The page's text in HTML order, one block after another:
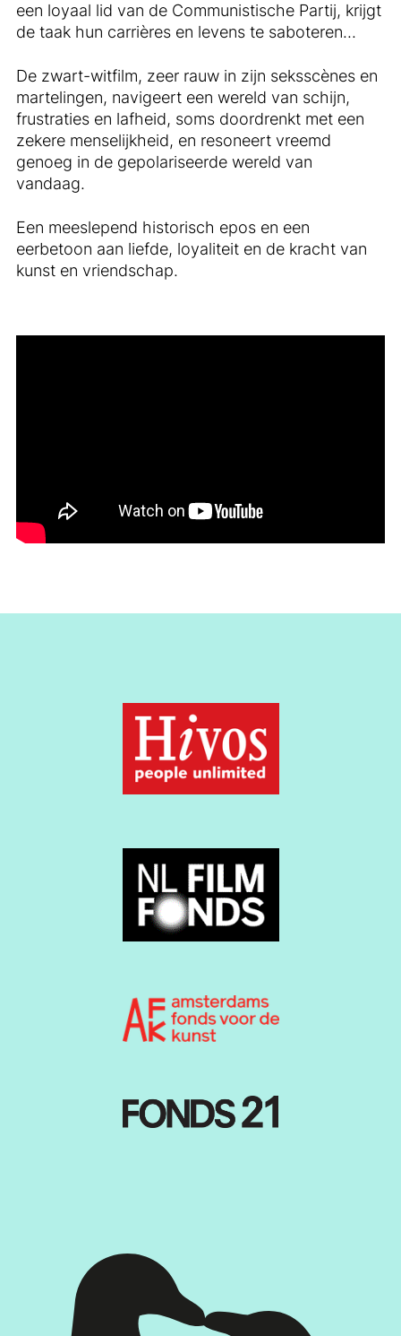
een loyaal lid van de Communistische Partij, krijgt
de taak hun carrières en levens te saboteren...
De zwart-witfilm, zeer rauw in zijn seksscènes en
martelingen, navigeert een wereld van schijn,
frustraties en lafheid, soms doordrenkt met een
zekere menselijkheid, en resoneert vreemd
genoeg in de gepolariseerde wereld van
vandaag.
Een meeslepend historisch epos en een
eerbetoon aan liefde, loyaliteit en de kracht van
kunst en vriendschap.